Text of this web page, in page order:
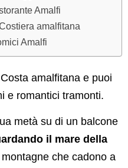
Amalfi
amalfitana
Amalfi
amalfitana e puoi
e romantici tramonti.
metà su di un balcone
il mare della
che cadono a